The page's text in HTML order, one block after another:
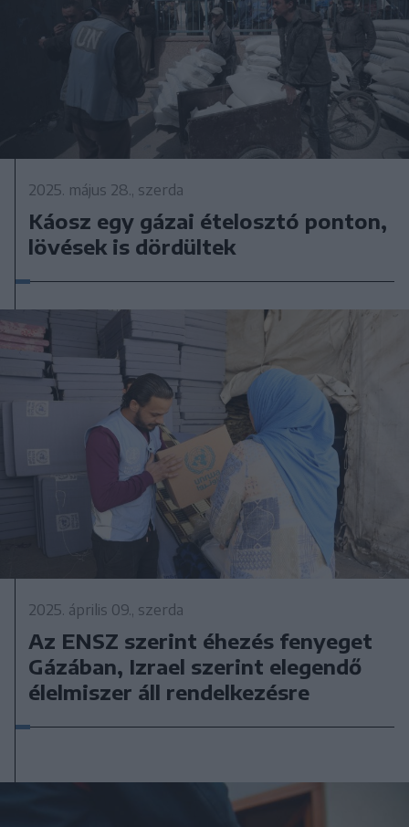
2025. május 28., szerda
Káosz egy gázai ételosztó ponton,
lövések is dördültek
2025. április 09., szerda
Az ENSZ szerint éhezés fenyeget
Gázában, Izrael szerint elegendő
élelmiszer áll rendelkezésre